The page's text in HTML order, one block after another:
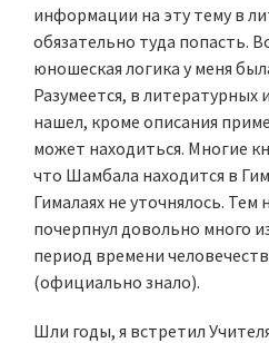
информации на эту тему в
обязательно туда попасть.
юношеская логика у меня
Разумеется, в литературных
нашел, кроме описания
может находиться. Многие
что Шамбала находится в
Гималаях не уточнялось. Тем
почерпнул довольно много
период времени
(официально знало).
Шли годы, я встретил